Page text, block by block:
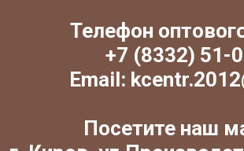
Телефон
+7 (8332) 51-
Email:
Посетите наш